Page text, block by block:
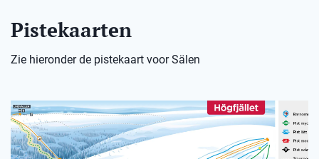
Pistekaarten
Zie hieronder de pistekaart voor Sälen